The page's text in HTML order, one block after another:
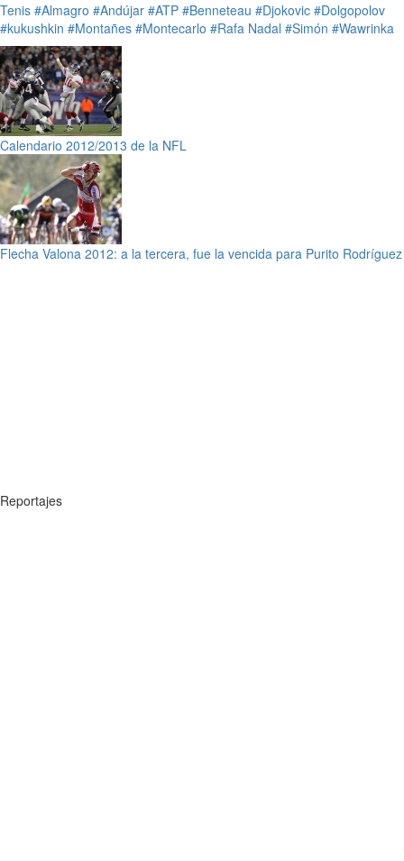
Tenis #Almagro #Andújar #ATP #Benneteau #Djokovic #Dolgopolov
#kukushkin #Montañes #Montecarlo #Rafa Nadal #Simón #Wawrinka
Calendario 2012/2013 de la NFL
Flecha Valona 2012: a la tercera, fue la vencida para Purito Rodríguez
Reportajes